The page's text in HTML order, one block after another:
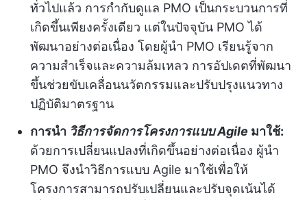
ทั่วไปแล้ว การกำกับดูแล PMO เป็นกระบวนการที่
เกิดขึ้นเพียงครั้งเดียว แต่ในปัจจุบัน PMO ได้
พัฒนาอย่างต่อเนื่อง โดยผู้นำ PMO เรียนรู้จาก
ความสำเร็จและความล้มเหลว การอัปเดตที่พัฒนา
ขึ้นช่วยขับเคลื่อนนวัตกรรมและปรับปรุงแนวทาง
ปฏิบัติมาตรฐาน
การนำ วิธีการจัดการโครงการแบบAgile มาใช้:
ด้วยการเปลี่ยนแปลงที่เกิดขึ้นอย่างต่อเนื่อง ผู้นำ
PMO จึงนำวิธีการแบบ Agile มาใช้เพื่อให้
โครงการสามารถปรับเปลี่ยนและปรับจุดเน้นได้